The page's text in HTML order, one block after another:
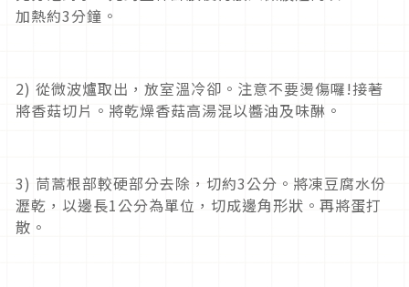
加熱約3分鐘。
2) 從微波爐取出，放室溫冷卻。注意不要燙傷囉!接著
將香菇切片。將乾燥香菇高湯混以醬油及味醂。
3) 茼蒿根部較硬部分去除，切約3公分。將凍豆腐水份
瀝乾，以邊長1公分為單位，切成邊角形狀。再將蛋打
散。